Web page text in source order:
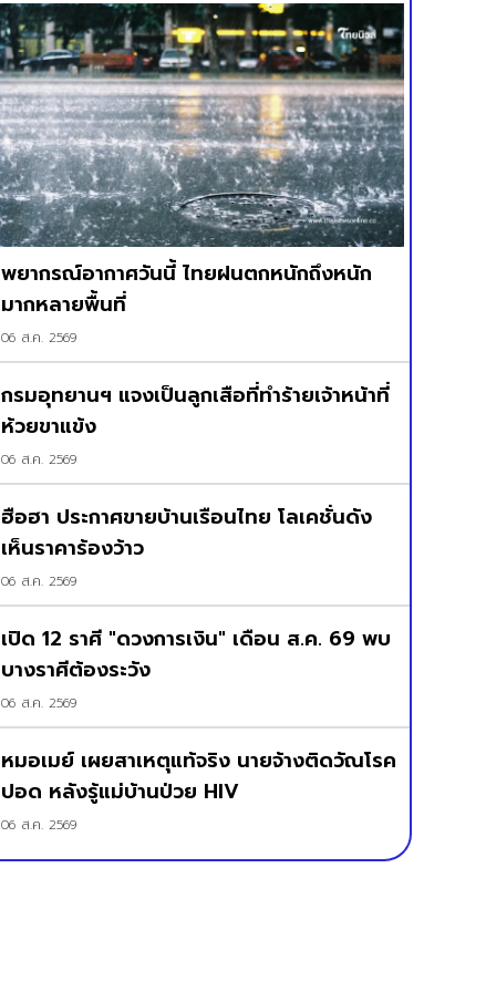
พยากรณ์อากาศวันนี้ ไทยฝนตกหนักถึงหนัก
มากหลายพื้นที่
06 ส.ค. 2569
กรมอุทยานฯ แจงเป็นลูกเสือที่ทำร้ายเจ้าหน้าที่
ห้วยขาแข้ง
06 ส.ค. 2569
ฮือฮา ประกาศขายบ้านเรือนไทย โลเคชั่นดัง
เห็นราคาร้องว้าว
06 ส.ค. 2569
เปิด 12 ราศี "ดวงการเงิน" เดือน ส.ค. 69 พบ
บางราศีต้องระวัง
06 ส.ค. 2569
หมอเมย์ เผยสาเหตุแท้จริง นายจ้างติดวัณโรค
ปอด หลังรู้แม่บ้านป่วย HIV
06 ส.ค. 2569